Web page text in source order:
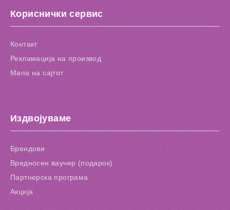
Кориснички сервис
Контакт
Рекламација на производ
Мапа на сајтот
Издвојуваме
Брендови
Вредносен ваучер (подарок)
Партнерска програма
Акција